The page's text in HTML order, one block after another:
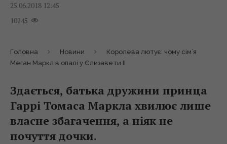
25.06.2018 12:45
10245
Головна Новини
Королева лютує: чому сім`я
Меган Маркл в опалі у Єлизавети II
Здається, батька дружини принца
Гаррі Томаса Маркла хвилює лише
власне збагачення, а ніяк не
почуття дочки.